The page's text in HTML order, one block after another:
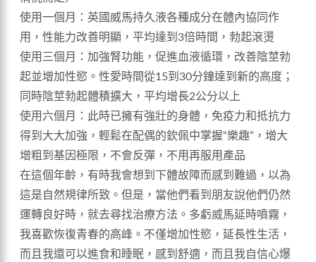
使用一個月：英國威馬持久液各種成分在體內協同作
用，性能力改善明顯，平均達到3倍時間，勃起滾燙
使用三個月：加強腎功能，促進血液循環，改善陰莖勃
起並增加性慾。性愛時間從15到30分鐘達到新的高度；
同時陰莖勃起體積擴大，平均增長2公分以上
使用六個月：此時已擁有強壯的身體，免疫力和抵抗力
得到大大加強，輕鬆在配偶的欽佩中掌握“樂趣”，增大
增粗到基因極限，不會反彈，不用再服用產品
在這個年齡，有時我會想到下體故障而感到難過，以為
這是自然規律所致。但是，當他們看到朋友說他們仍然
運轉良好時，就去尋找治療方法。多虧威馬延時噴霧，
我喜歡恢復青春的高峰。不僅增加性慾，延長性生活，
而且我還可以進食和睡眠，感到舒適，而且我自信心爆